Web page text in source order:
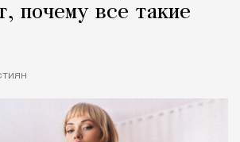
почему все такие